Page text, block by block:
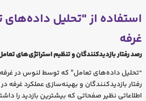
استفاده از "تحلیل داده‌های
غرفه
رصد رفتار بازدیدکنندگان و تنظیم استراتژی‌های
“تحلیل داده‌های تعامل” که توسط لنوس در
رفتار بازدیدکنندگان و بهینه‌سازی عملکرد
اطلاعاتی نظیر صفحاتی که بیشترین بازدید را